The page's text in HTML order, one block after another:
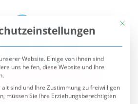
uns helfen, diese Website und Ihre
sind und Ihre Zustimmung zu freiwilligen
müssen Sie Ihre Erziehungsberechtigten